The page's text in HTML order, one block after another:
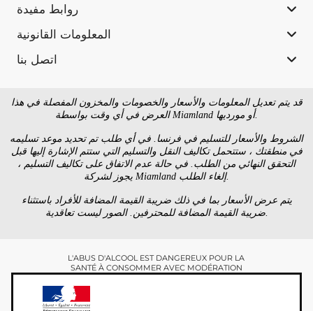
روابط مفيدة
المعلومات القانونية
اتصل بنا
قد يتم تعديل المعلومات والأسعار والخصومات والمخزون المفصلة في هذا
العرض في أي وقت بواسطة Miamland أو مورديها.
الشروط والأسعار للتسليم في فرنسا. في أي طلب تم تحديد موعد تسليمه
في منطقتك ، ستتحمل تكاليف النقل والتسليم التي ستتم الإشارة إليها قبل
التحقق النهائي من الطلب. في حالة عدم الاتفاق على تكاليف التسليم ،
يجوز لشركة Miamland إلغاء الطلب.
يتم عرض الأسعار بما في ذلك ضريبة القيمة المضافة للأفراد باستثناء
ضريبة القيمة المضافة للمحترفين. الصور ليست تعاقدية.
L'ABUS D'ALCOOL EST DANGEREUX POUR LA
SANTÉ À CONSOMMER AVEC MODÉRATION